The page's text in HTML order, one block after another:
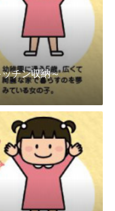
チン収納～